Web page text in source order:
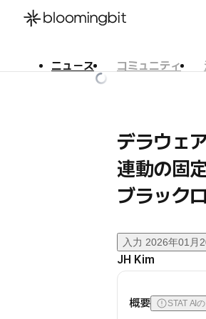
ニュース コミュニティ
デラウェ
連動の固
ブラック
入力 2026年01月
JH Kim
概要 STAT AI